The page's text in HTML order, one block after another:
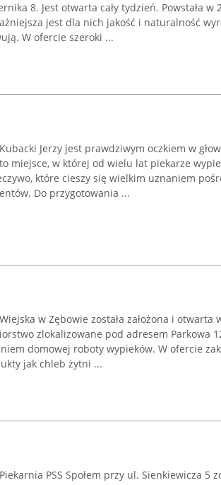
8. Jest otwarta cały tydzień. Powstała
jest dla nich jakość i naturalność
W ofercie szeroki ...
Jerzy jest prawdziwym oczkiem w
miejsce, w której od wielu lat piekarze
które cieszy się wielkim uznaniem
Do przygotowania ...
w Zębowie została założona i otwarta
zlokalizowane pod adresem Parkowa
domowej roboty wypieków. W ofercie
jak chleb żytni ...
PSS Społem przy ul. Sienkiewicza 5